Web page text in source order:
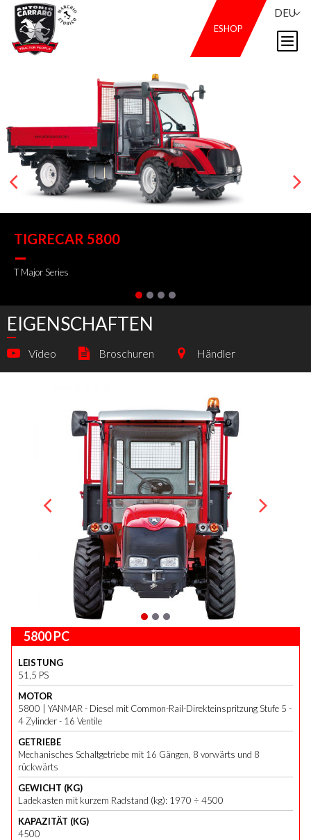
ESHOP
DEU
TIGRECAR 5800
T Major Series
EIGENSCHAFTEN
Video Broschuren Händler
5800 PC
LEISTUNG
51,5 PS
MOTOR
5800 | YANMAR - Diesel mit Common-Rail-Direkteinspritzung Stufe 5 -
4 Zylinder - 16 Ventile
GETRIEBE
Mechanisches Schaltgetriebe mit 16 Gängen, 8 vorwärts und 8
rückwärts
GEWICHT (KG)
Ladekasten mit kurzem Radstand (kg): 1970 ÷ 4500
KAPAZITÄT (KG)
4500